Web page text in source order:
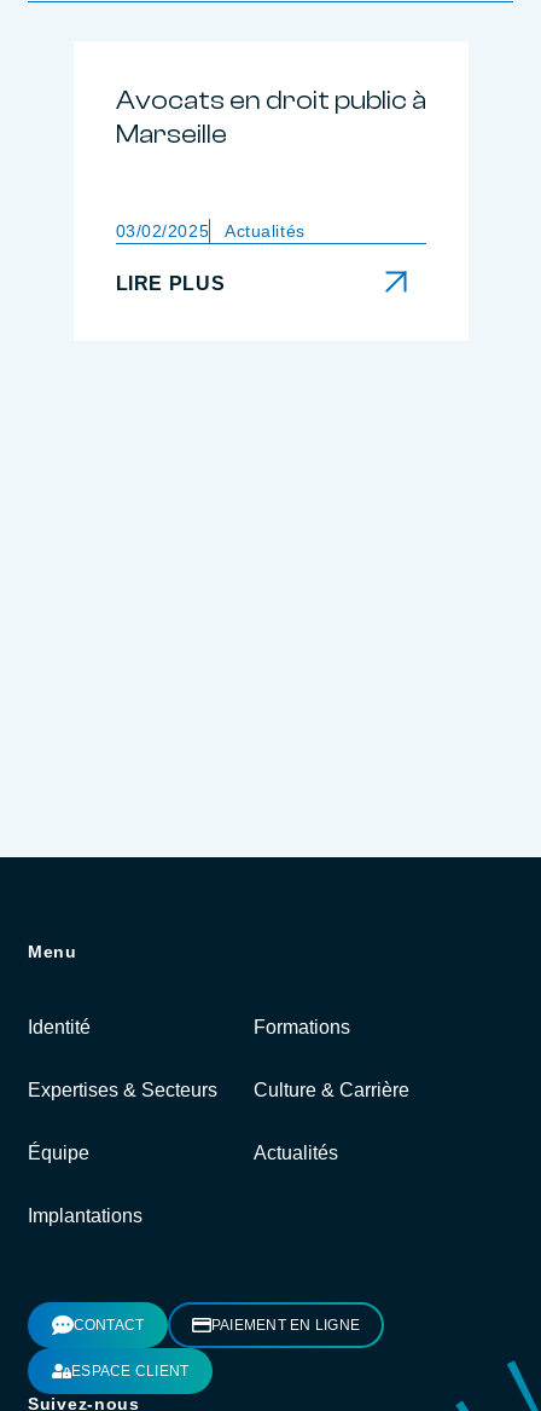
Avocats en droit public à
Marseille
03/02/2025 Actualités
LIRE PLUS
Menu
Identité Formations
Expertises & Secteurs Culture & Carrière
Équipe Actualités
Implantations
CONTACT PAIEMENT EN LIGNE
ESPACE CLIENT
Suivez-nous